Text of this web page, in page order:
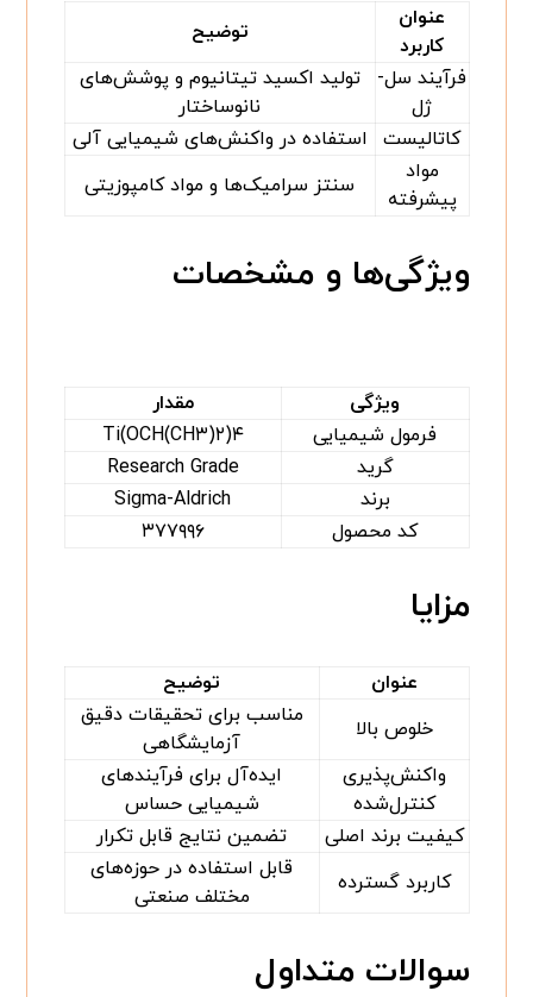
عنوان
کاربرد
توضیح
فرآیند سل-
ژل
تولید اکسید تیتانیوم و پوشش‌های
نانوساختار
کاتالیست
استفاده در واکنش‌های شیمیایی آلی
مواد
پیشرفته
سنتز سرامیک‌ها و مواد کامپوزیتی
ویژگی‌ها و مشخصات
ویژگی
مقدار
فرمول شیمیایی
Ti(OCH(CH۳)۲)۴
گرید
Research Grade
برند
Sigma-Aldrich
کد محصول
۳۷۷۹۹۶
مزایا
عنوان
توضیح
خلوص بالا
مناسب برای تحقیقات دقیق
آزمایشگاهی
واکنش‌پذیری
کنترل‌شده
ایده‌آل برای فرآیندهای
شیمیایی حساس
کیفیت برند اصلی
تضمین نتایج قابل تکرار
کاربرد گسترده
قابل استفاده در حوزه‌های
مختلف صنعتی
سوالات متداول